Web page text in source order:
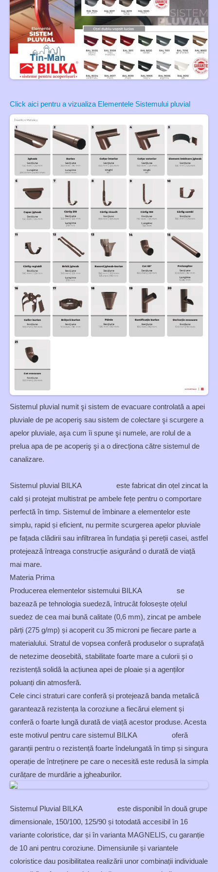
Click aici pentru a vizualiza Elementele Sistemului pluvial
Sistemul pluvial numit şi sistem de evacuare controlată a apei
pluviale de pe acoperiş sau sistem de colectare şi scurgere a
apelor pluviale, aşa cum ȋi spune şi numele, are rolul de a
prelua apa de pe acoperiş şi a o direcționa către sistemul de
canalizare.
Sistemul pluvial BILKA
este fabricat din oțel zincat la
cald și protejat multistrat pe ambele fețe pentru o comportare
perfectă în timp. Sistemul de îmbinare a elementelor este
simplu, rapid și eficient, nu permite scurgerea apelor pluviale
pe fațada clădirii sau infiltrarea ȋn fundația şi pereții casei, astfel
protejează ȋntreaga construcție asigurȃnd o durată de viață
mai mare.
Materia Prima
Producerea elementelor sistemului BILKA
se
bazează pe tehnologia suedeză, întrucât folosește oțelul
suedez de cea mai bună calitate (0,6 mm), zincat pe ambele
părți (275 g/mp) și acoperit cu 35 microni pe fiecare parte a
materialului. Stratul de vopsea conferă produselor o suprafață
de netezime deosebită, stabilitate foarte mare a culorii și o
rezistență solidă la acțiunea apei de ploaie și a agenților
poluanți din atmosferă.
Cele cinci straturi care conferă și protejează banda metalică
garantează rezistența la coroziune a fiecărui element și
conferă o foarte lungă durată de viață acestor produse. Acesta
este motivul pentru care sistemul BILKA
oferă
garanții pentru o rezistență foarte îndelungată în timp și singura
operație de întreținere pe care o necesită este redusă la simpla
curățare de murdărie a jgheaburilor.
Sistemul Pluvial BILKA
este disponibil în două grupe
dimensionale, 150/100, 125/90 și totodată accesibil în 16
variante coloristice, dar și în varianta MAGNELIS, cu garanție
de 10 ani pentru coroziune. Dimensiunile și variantele
coloristice dau posibilitatea realizării unor combinații individuale